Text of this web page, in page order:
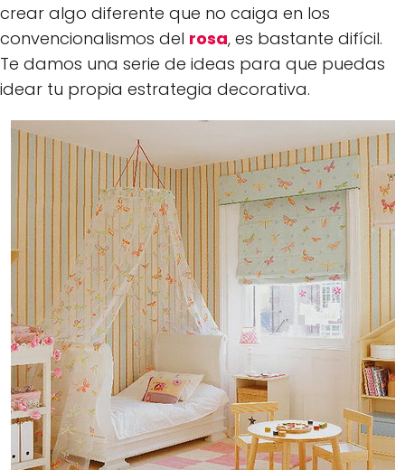
crear algo diferente que no caiga en los
convencionalismos del rosa, es bastante difícil.
Te damos una serie de ideas para que puedas
idear tu propia estrategia decorativa.